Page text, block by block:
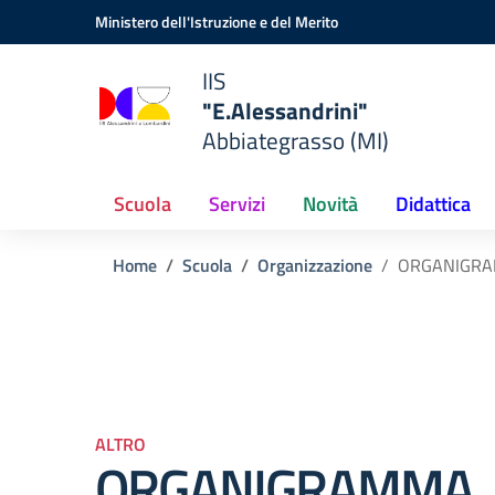
Vai ai contenuti
Vai al menu di navigazioneMinistero dell'Istruzione e del Merito
IIS
"E.Alessandrini"
Abbiategrasso (MI)
Scuola Servizi Novità Didattica
Home Scuola Organizzazione
ALTRO